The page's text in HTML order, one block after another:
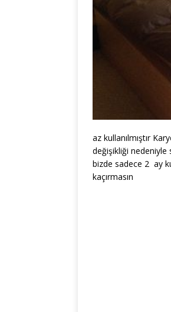
az kullanılmıştır
değişikliği nedeniyle
bizde sadece 2 ay
kaçırmasın